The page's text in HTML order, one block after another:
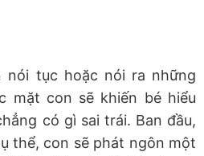
nói tục hoặc nói ra những
mặt con sẽ khiến bé hiểu
có gì sai trái. Ban đầu,
thể, con sẽ phát ngôn một